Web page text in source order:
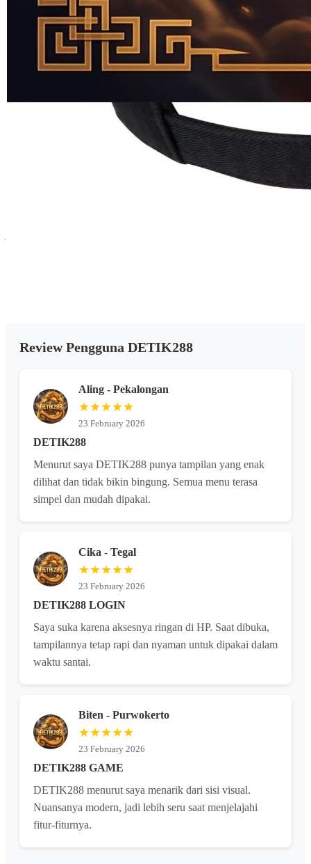
DETIK288adalah pilihan situs game online yang lengkap
terpercaya selalu memberikan peluang kemenangan kepada setiap
member di indonesia. bermain game online disini anda tidak perlu
membawa modal banyak cukup dengan modal 10rb saja sudah bisa
merasakan yang namanya permainanslot gacorgampang menang.
anda tidak usah kawatir jika bermain di website ini, karena
dan mudah di raih oleh setiap member setianya. sebagai slot online
yang paling unggul dan terpercaya hari ini DETIK288 menawarkan
berbagai macam permainan seperti Pragmatic Play, Habanero, Pg
Soft, Mahjong Ways 2, Gates Of Olympus dan masik banyak lagi
berbagai macam permainan yang viral dan juga populer di kalangan
Review Pengguna DETIK288
Aling - Pekalongan
★★★★★
23 February 2026
DETIK288
Menurut saya DETIK288 punya tampilan yang enak
dilihat dan tidak bikin bingung. Semua menu terasa
simpel dan mudah dipakai.
Cika - Tegal
★★★★★
23 February 2026
DETIK288 LOGIN
Saya suka karena aksesnya ringan di HP. Saat dibuka,
tampilannya tetap rapi dan nyaman untuk dipakai dalam
waktu santai.
Biten - Purwokerto
★★★★★
23 February 2026
DETIK288 GAME
DETIK288 menurut saya menarik dari sisi visual.
Nuansanya modern, jadi lebih seru saat menjelajahi
fitur-fiturnya.